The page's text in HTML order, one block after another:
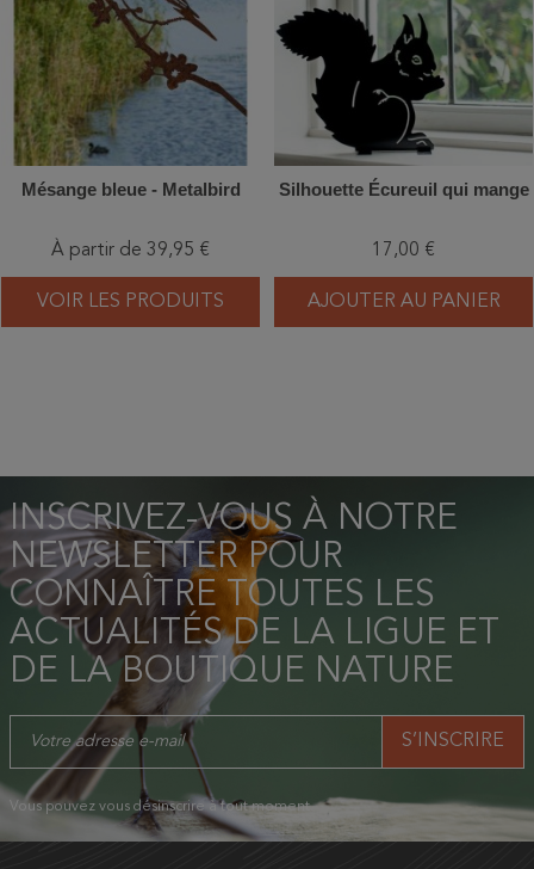
Mésange bleue - Metalbird
À partir de 39,95 €
VOIR LES PRODUITS
Silhouette Écureuil qui mange
17,00 €
AJOUTER AU PANIER
INSCRIVEZ-VOUS À NOTRE
NEWSLETTER POUR
CONNAÎTRE TOUTES LES
ACTUALITÉS DE LA LIGUE ET
DE LA BOUTIQUE NATURE
Vous pouvez vous désinscrire à tout moment.